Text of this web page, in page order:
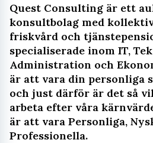
Quest Consulting är ett
konsultbolag med
friskvård och
specialiserade inom IT,
Administration och
är att vara din personliga
och just därför är det så
arbeta efter våra
är att vara Personliga,
Professionella.